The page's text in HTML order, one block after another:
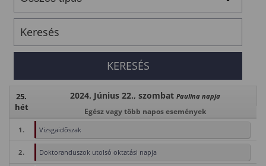
25.
hét
2024. Június 22., szombat Paulina napja
Egész vagy több napos események
1. Vizsgaidőszak
2. Doktoranduszok utolsó oktatási napja